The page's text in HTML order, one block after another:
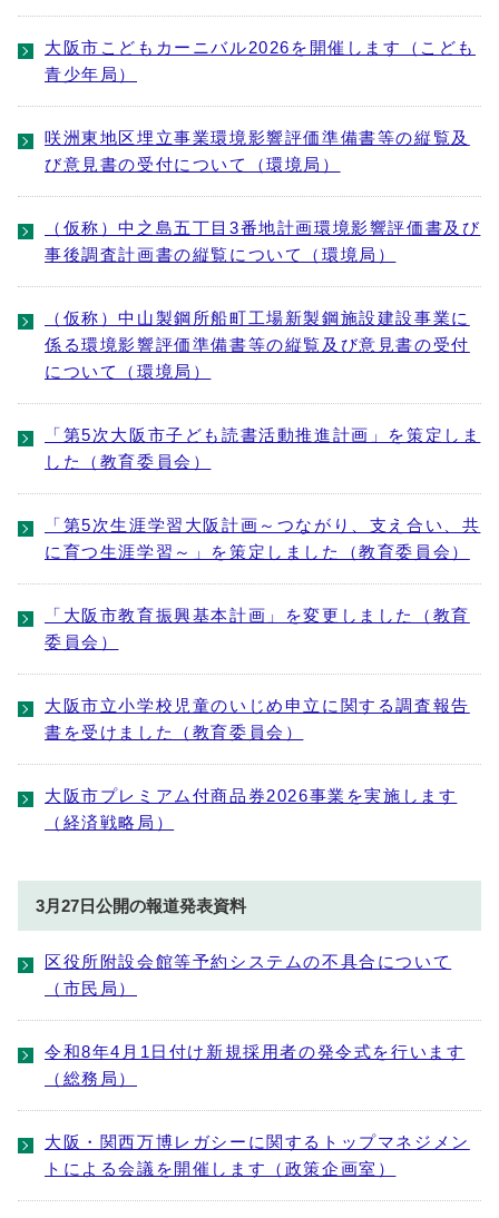
大阪市こどもカーニバル2026を開催します（こども
青少年局）
咲洲東地区埋立事業環境影響評価準備書等の縦覧及
び意見書の受付について（環境局）
（仮称）中之島五丁目3番地計画環境影響評価書及び
事後調査計画書の縦覧について（環境局）
（仮称）中山製鋼所船町工場新製鋼施設建設事業に
係る環境影響評価準備書等の縦覧及び意見書の受付
について（環境局）
「第5次大阪市子ども読書活動推進計画」を策定しま
した（教育委員会）
「第5次生涯学習大阪計画～つながり、支え合い、共
に育つ生涯学習～」を策定しました（教育委員会）
「大阪市教育振興基本計画」を変更しました（教育
委員会）
大阪市立小学校児童のいじめ申立に関する調査報告
書を受けました（教育委員会）
大阪市プレミアム付商品券2026事業を実施します
（経済戦略局）
3月27日公開の報道発表資料
区役所附設会館等予約システムの不具合について
（市民局）
令和8年4月1日付け新規採用者の発令式を行います
（総務局）
大阪・関西万博レガシーに関するトップマネジメン
トによる会議を開催します（政策企画室）